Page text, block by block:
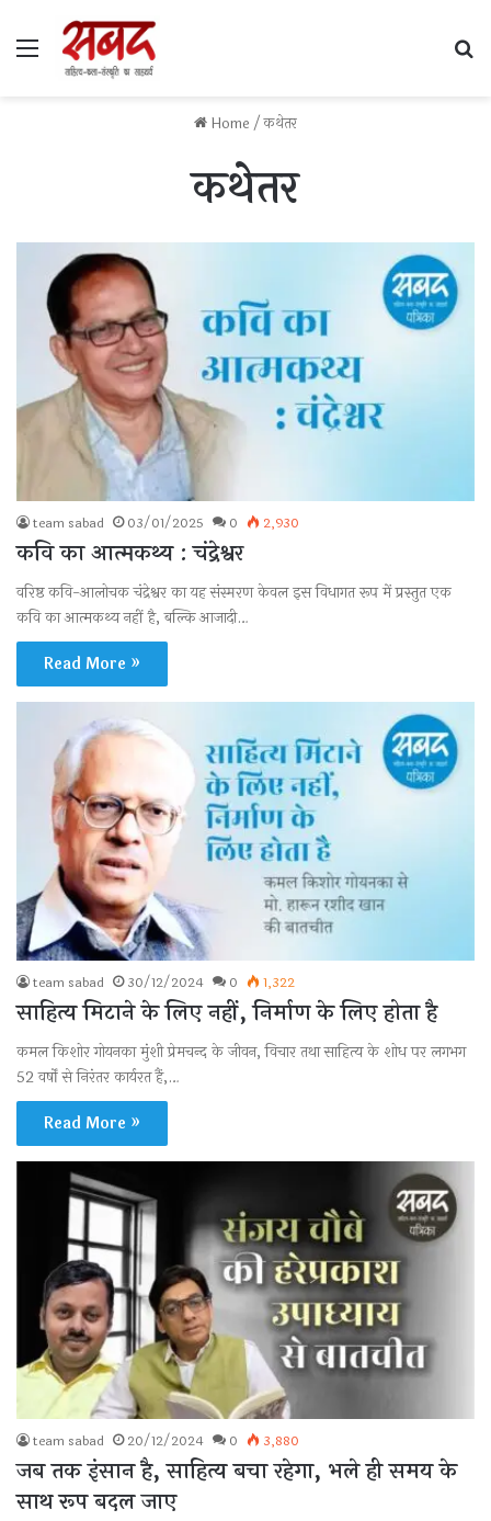
Menu
Home / कथेतर
कथेतर
team sabad 03/01/2025 0 2,930
कवि का आत्मकथ्य : चंद्रेश्वर
वरिष्ठ कवि-आलोचक चंद्रेश्वर का यह संस्मरण केवल इस विधागत रूप में प्रस्तुत एक
कवि का आत्मकथ्य नहीं है, बल्कि आजादी…
Read More »
team sabad 30/12/2024 0 1,322
साहित्य मिटाने के लिए नहीं, निर्माण के लिए होता है
कमल किशोर गोयनका मुंशी प्रेमचन्द के जीवन, विचार तथा साहित्य के शोध पर लगभग
52 वर्षों से निरंतर कार्यरत हैं,…
Read More »
team sabad 20/12/2024 0 3,880
जब तक इंसान है, साहित्य बचा रहेगा, भले ही समय के
साथ रूप बदल जाए